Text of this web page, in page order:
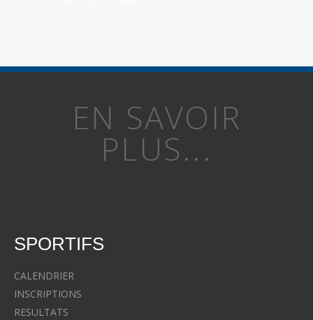
EN SAVOIR
PLUS...
SPORTIFS
CALENDRIER
INSCRIPTIONS
RESULTATS